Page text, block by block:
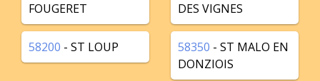
FOUGERET
DES VIGNES
58200 - ST LOUP 58350 - ST MALO EN
DONZIOIS